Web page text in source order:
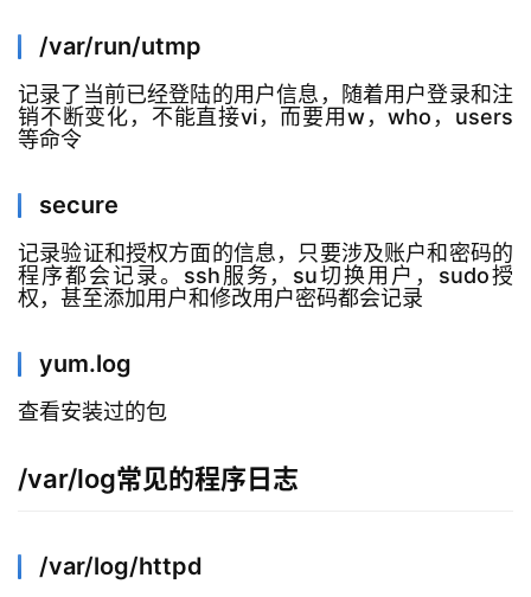
/var/run/utmp
记录了当前已经登陆的用户信息，随着用户登录和注
销不断变化，不能直接vi，而要用w，who，users
等命令
secure
记录验证和授权方面的信息，只要涉及账户和密码的
程序都会记录。ssh服务，su切换用户，sudo授
权，甚至添加用户和修改用户密码都会记录
yum.log
查看安装过的包
/var/log常见的程序日志
/var/log/httpd